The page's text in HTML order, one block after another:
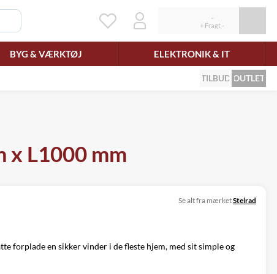
BYG & VÆRKTØJ ELEKTRONIK & IT
TILBUD OUTLET
x L1000 mm
Se alt fra mærketStelrad
forplade en sikker vinder i de fleste hjem, med sit simple og